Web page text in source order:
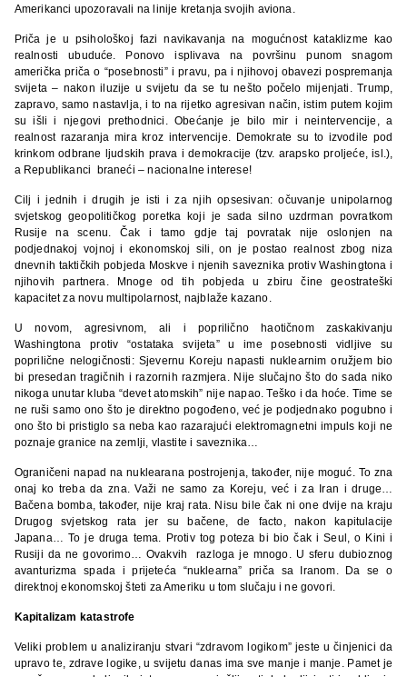
Amerikanci upozoravali na linije kretanja svojih aviona.
Priča je u psihološkoj fazi navikavanja na mogućnost kataklizme kao
realnosti ubuduće. Ponovo isplivava na površinu punom snagom
američka priča o “posebnosti” i pravu, pa i njihovoj obavezi pospremanja
svijeta – nakon iluzije u svijetu da se tu nešto počelo mijenjati. Trump,
zapravo, samo nastavlja, i to na rijetko agresivan način, istim putem kojim
su išli i njegovi prethodnici. Obećanje je bilo mir i neintervencije, a
realnost razaranja mira kroz intervencije. Demokrate su to izvodile pod
krinkom odbrane ljudskih prava i demokracije (tzv. arapsko proljeće, isl.),
a Republikanci braneći – nacionalne interese!
Cilj i jednih i drugih je isti i za njih opsesivan: očuvanje unipolarnog
svjetskog geopolitičkog poretka koji je sada silno uzdrman povratkom
Rusije na scenu. Čak i tamo gdje taj povratak nije oslonjen na
podjednakoj vojnoj i ekonomskoj sili, on je postao realnost zbog niza
dnevnih taktičkih pobjeda Moskve i njenih saveznika protiv Washingtona i
njihovih partnera. Mnoge od tih pobjeda u zbiru čine geostrateški
kapacitet za novu multipolarnost, najblaže kazano.
U novom, agresivnom, ali i poprilično haotičnom zaskakivanju
Washingtona protiv “ostataka svijeta” u ime posebnosti vidljive su
poprilične nelogičnosti: Sjevernu Koreju napasti nuklearnim oružjem bio
bi presedan tragičnih i razornih razmjera. Nije slučajno što do sada niko
nikoga unutar kluba “devet atomskih” nije napao. Teško i da hoće. Time se
ne ruši samo ono što je direktno pogođeno, već je podjednako pogubno i
ono što bi pristiglo sa neba kao razarajući elektromagnetni impuls koji ne
poznaje granice na zemlji, vlastite i saveznika…
Ograničeni napad na nuklearana postrojenja, također, nije moguć. To zna
onaj ko treba da zna. Važi ne samo za Koreju, već i za Iran i druge…
Bačena bomba, također, nije kraj rata. Nisu bile čak ni one dvije na kraju
Drugog svjetskog rata jer su bačene, de facto, nakon kapitulacije
Japana… To je druga tema. Protiv tog poteza bi bio čak i Seul, o Kini i
Rusiji da ne govorimo… Ovakvih razloga je mnogo. U sferu dubioznog
avanturizma spada i prijeteća “nuklearna” priča sa Iranom. Da se o
direktnoj ekonomskoj šteti za Ameriku u tom slučaju i ne govori.
Kapitalizam katastrofe
Veliki problem u analiziranju stvari “zdravom logikom” jeste u činjenici da
upravo te, zdrave logike, u svijetu danas ima sve manje i manje. Pamet je